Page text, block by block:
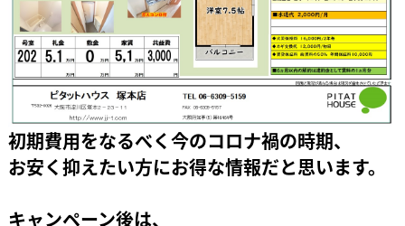
初期費用をなるべく今のコロナ禍の時期、
お安く抑えたい方にお得な情報だと思います。
キャンペーン後は、